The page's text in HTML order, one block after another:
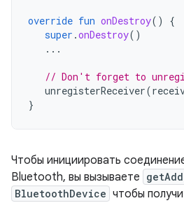
override fun onDestroy()
{
super .onDestroy()
...
// Don't forget to
unregisterReceiver(
}
Чтобы инициировать
Bluetooth, вы вызываете
BluetoothDevice чтобы